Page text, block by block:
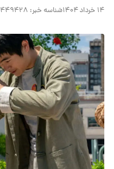
۱۴ خرداد ۱۴۰۴ شناسه خبر: ۴۴۹۴۲۸